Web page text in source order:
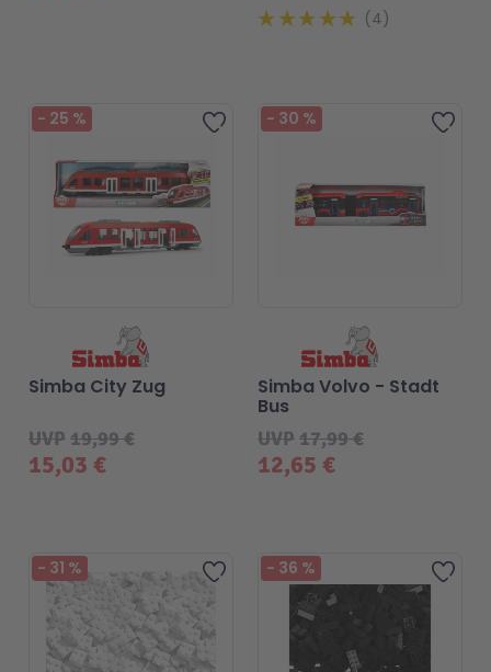
4
Zur Wunschliste hinzufügen
- 25 %
15,03 €
UVP19,99 €
Simba City Zug
Zur
- 30 %
12,65 €
UVP17,99 €
Simba Volvo - Stadt
Bus
Zur Wunschliste hinzufügen
- 31 % Zur
- 36 %